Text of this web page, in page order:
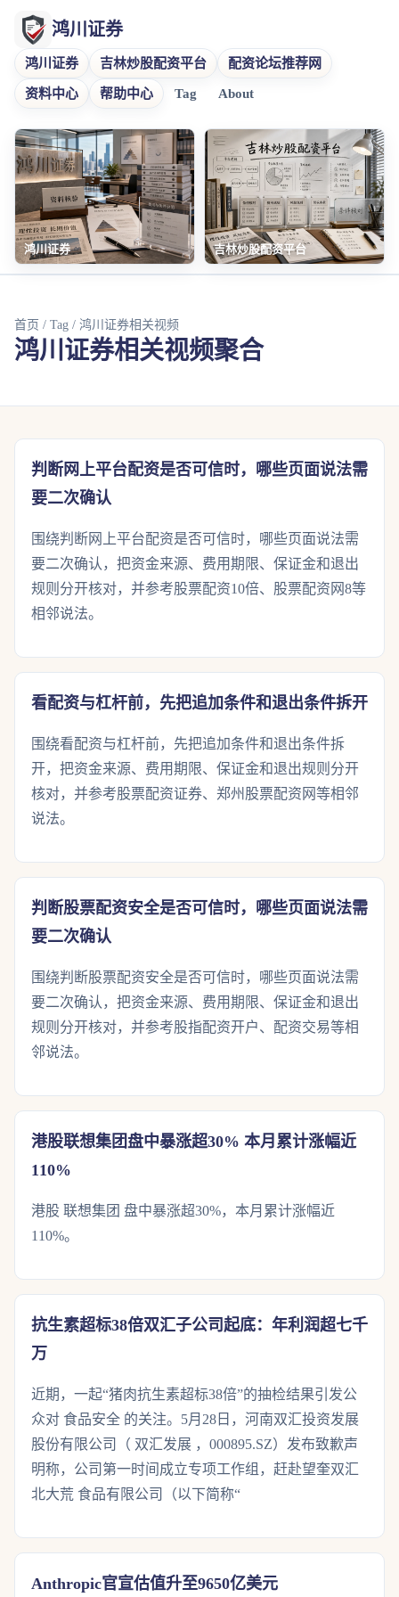
鸿川证券
鸿川证券 吉林炒股配资平台 配资论坛推荐网
资料中心 帮助中心 Tag About
鸿川证券 吉林炒股配资平台
首页 / Tag / 鸿川证券相关视频
鸿川证券相关视频聚合
判断网上平台配资是否可信时，哪些页面说法需
要二次确认
围绕判断网上平台配资是否可信时，哪些页面说法需
要二次确认，把资金来源、费用期限、保证金和退出
规则分开核对，并参考股票配资10倍、股票配资网8等
相邻说法。
看配资与杠杆前，先把追加条件和退出条件拆开
围绕看配资与杠杆前，先把追加条件和退出条件拆
开，把资金来源、费用期限、保证金和退出规则分开
核对，并参考股票配资证券、郑州股票配资网等相邻
说法。
判断股票配资安全是否可信时，哪些页面说法需
要二次确认
围绕判断股票配资安全是否可信时，哪些页面说法需
要二次确认，把资金来源、费用期限、保证金和退出
规则分开核对，并参考股指配资开户、配资交易等相
邻说法。
港股联想集团盘中暴涨超30% 本月累计涨幅近
110%
港股 联想集团 盘中暴涨超30%，本月累计涨幅近
110%。
抗生素超标38倍双汇子公司起底：年利润超七千
万
近期，一起“猪肉抗生素超标38倍”的抽检结果引发公
众对 食品安全 的关注。5月28日，河南双汇投资发展
股份有限公司（ 双汇发展 ，000895.SZ）发布致歉声
明称，公司第一时间成立专项工作组，赶赴望奎双汇
北大荒 食品有限公司（以下简称“
Anthropic官宣估值升至9650亿美元